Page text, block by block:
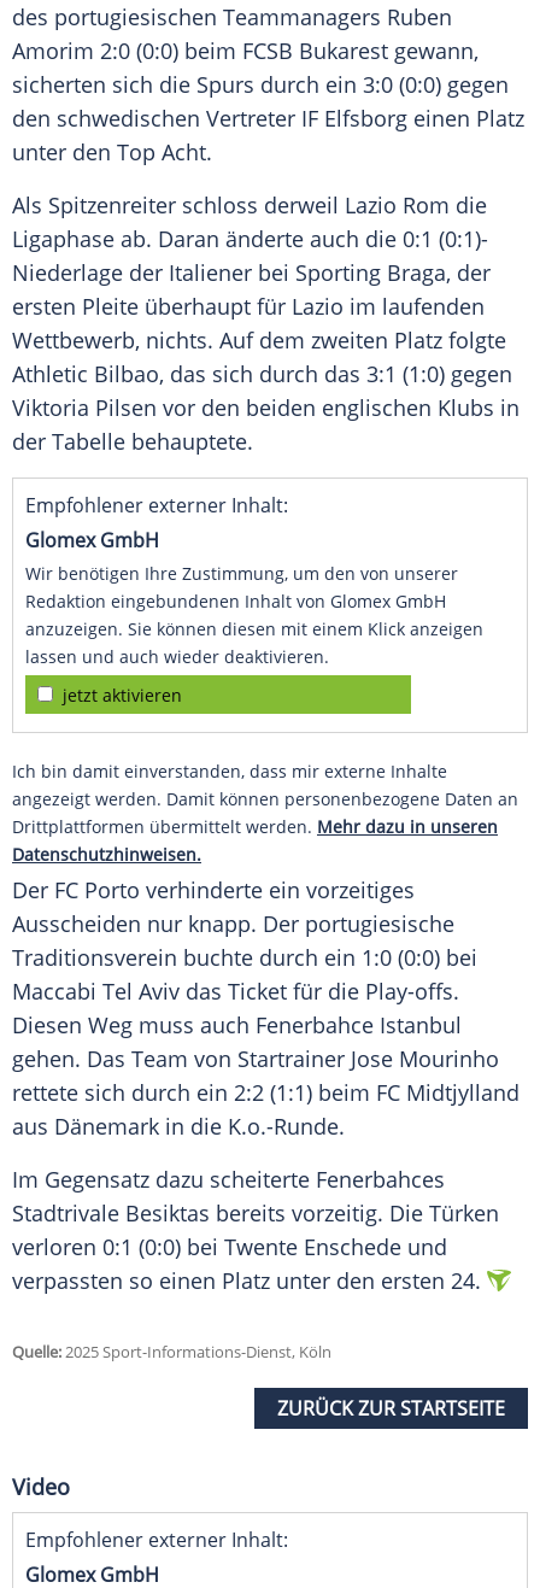
des portugiesischen Teammanagers Ruben
Amorim 2:0 (0:0) beim FCSB Bukarest gewann,
sicherten sich die Spurs durch ein 3:0 (0:0) gegen
den schwedischen Vertreter IF Elfsborg einen Platz
unter den Top Acht.
Als Spitzenreiter schloss derweil Lazio Rom die
Ligaphase ab. Daran änderte auch die 0:1 (0:1)-
Niederlage der Italiener bei Sporting Braga, der
ersten Pleite überhaupt für Lazio im laufenden
Wettbewerb, nichts. Auf dem zweiten Platz folgte
Athletic Bilbao, das sich durch das 3:1 (1:0) gegen
Viktoria Pilsen vor den beiden englischen Klubs in
der Tabelle behauptete.
Empfohlener externer Inhalt:
Glomex GmbH
Wir benötigen Ihre Zustimmung, um den von unserer
Redaktion eingebundenen Inhalt von Glomex GmbH
anzuzeigen. Sie können diesen mit einem Klick anzeigen
lassen und auch wieder deaktivieren.
jetzt aktivieren
Ich bin damit einverstanden, dass mir externe Inhalte
angezeigt werden. Damit können personenbezogene Daten an
Drittplattformen übermittelt werden. Mehr dazu in unseren
Datenschutzhinweisen.
Der FC Porto verhinderte ein vorzeitiges
Ausscheiden nur knapp. Der portugiesische
Traditionsverein buchte durch ein 1:0 (0:0) bei
Maccabi Tel Aviv das Ticket für die Play-offs.
Diesen Weg muss auch Fenerbahce Istanbul
gehen. Das Team von Startrainer Jose Mourinho
rettete sich durch ein 2:2 (1:1) beim FC Midtjylland
aus Dänemark in die K.o.-Runde.
Im Gegensatz dazu scheiterte Fenerbahces
Stadtrivale Besiktas bereits vorzeitig. Die Türken
verloren 0:1 (0:0) bei Twente Enschede und
verpassten so einen Platz unter den ersten 24.
Quelle:2025 Sport-Informations-Dienst, Köln
ZURÜCK ZUR STARTSEITE
Video
Empfohlener externer Inhalt:
Glomex GmbH